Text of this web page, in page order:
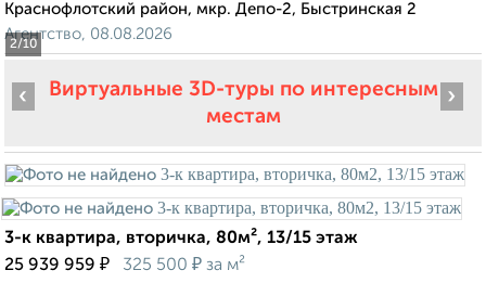
2/10
Краснофлотский район, мкр. Депо-2, Быстринская 2
Агентство, 08.08.2026
Виртуальные 3D-туры по интересным
местам
‹ ›
3-к квартира, вторичка, 80м², 13/15 этаж
25 939 959 ₽ 325 500 ₽ за м²